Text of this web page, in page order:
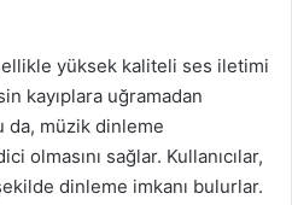
yüksek kaliteli ses iletimi
kayıplara uğramadan
da, müzik dinleme
olmasını sağlar. Kullanıcılar,
dinleme imkanı bulurlar.